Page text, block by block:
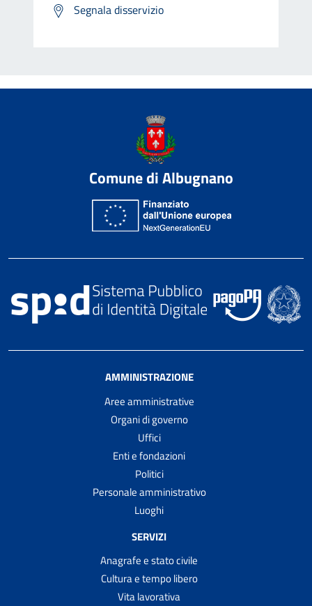
Segnala disservizio
Comune di Albugnano
AMMINISTRAZIONE
Aree amministrative
Organi di governo
Uffici
Enti e fondazioni
Politici
Personale amministrativo
Luoghi
SERVIZI
Anagrafe e stato civile
Cultura e tempo libero
Vita lavorativa